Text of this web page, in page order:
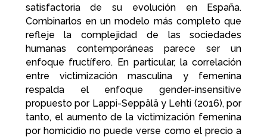
satisfactoria de su evolución en España.
Combinarlos en un modelo más completo que
refleje la complejidad de las sociedades
humanas contemporáneas parece ser un
enfoque fructífero. En particular, la correlación
entre victimización masculina y femenina
respalda el enfoque gender-insensitive
propuesto por Lappi-Seppälä y Lehti (2016), por
tanto, el aumento de la victimización femenina
por homicidio no puede verse como el precio a